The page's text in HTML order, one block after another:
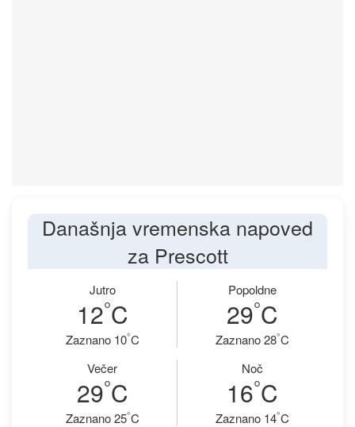
Današnja vremenska napoved
za Prescott
Jutro
12°C
Zaznano 10°C
Popoldne
29°C
Zaznano 28°C
Večer
29°C
Zaznano 25°C
Noč
16°C
Zaznano 14°C